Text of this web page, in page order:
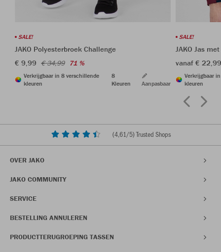
SALE!
JAKO Polyesterbroek Challenge
€ 9,99 € 34,99 71 %
Verkrijgbaar in 8 verschillende
kleuren
8
Kleuren
Aanpasbaar
SALE!
JAKO Jas
vanaf €
Verkrijgbaar
kleuren
(4,61/5) Trusted Shops
OVER JAKO
JAKO COMMUNITY
SERVICE
BESTELLING ANNULEREN
PRODUCTTERUGROEPING TASSEN